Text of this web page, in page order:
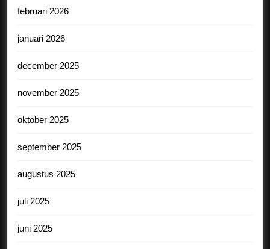
februari 2026
januari 2026
december 2025
november 2025
oktober 2025
september 2025
augustus 2025
juli 2025
juni 2025